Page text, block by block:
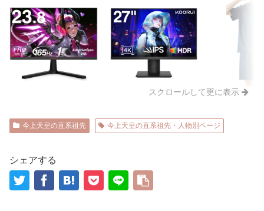
スクロールして更に表示
今上天皇の直系祖先 今上天皇の直系祖先・人物別ページ
シェアする